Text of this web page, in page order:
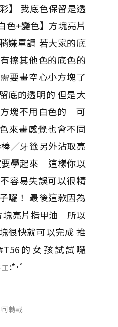
】 我底色保留是透
+變色】方塊亮片
嫌單調 若大家的底
擦其他色的底色的
要畫空心小方塊了
底的透明的 但是大
塊不用白色的 可
來畫感覺也會不同
／牙籤另外沾取亮
要學起來 這樣你以
容易失誤可以很精
囉！ 最後這款因為
塊亮片指甲油 所以
很快就可以完成 推
的女孩試試囉
:*･ﾟ
轉載